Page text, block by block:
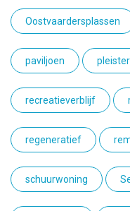
Oostvaardersplassen
paviljoen
recreatieverblijf
regeneratief
schuurwoning